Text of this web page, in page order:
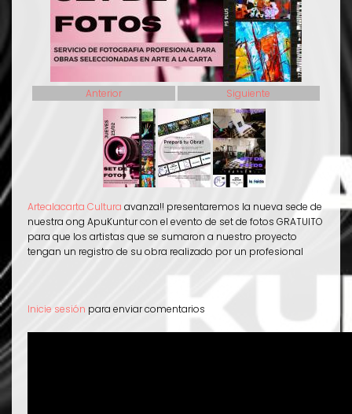
Anterior Siguiente
Artealacarta Cultura avanza!! presentaremos la nueva sede de
nuestra ong ApuKuntur con el evento de set de fotos GRATUITO
para que los artistas que se sumaron a nuestro proyecto
tengan un registro de su obra realizado por un profesional
Inicie sesión para enviar comentarios